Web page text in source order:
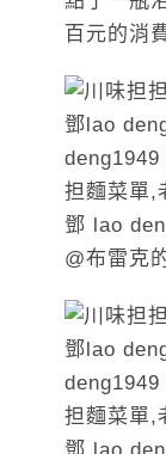
百元的消